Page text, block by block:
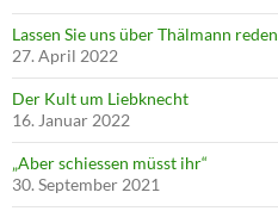
Lassen Sie uns über Thälmann reden
27. April 2022
Der Kult um Liebknecht
16. Januar 2022
„Aber schiessen müsst ihr“
30. September 2021